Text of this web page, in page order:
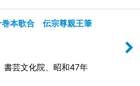
本歌合 伝宗尊親王筆
書芸文化院、昭和47年